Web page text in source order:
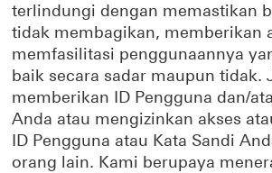
terlindungi dengan memastikan
tidak membagikan, memberikan
memfasilitasi penggunaannya
baik secara sadar maupun tidak.
memberikan ID Pengguna dan/
Anda atau mengizinkan akses
ID Pengguna atau Kata Sandi
orang lain. Kami berupaya